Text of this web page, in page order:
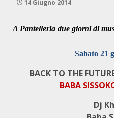
14 Giugno 2014
A Pantelleria due giorni di
Sabato 21
BACK TO THE
BABA
Dj